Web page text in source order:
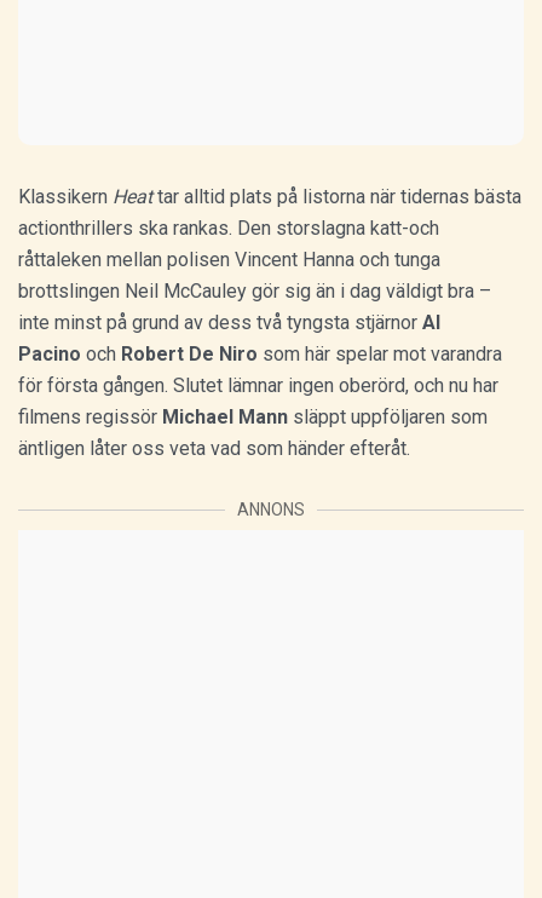
Klassikern Heattar alltid plats på listorna när tidernas bästa
actionthrillers ska rankas. Den storslagna katt-och
råttaleken mellan polisen Vincent Hanna och tunga
brottslingen Neil McCauley gör sig än i dag väldigt bra –
inte minst på grund av dess två tyngsta stjärnor Al
Pacino och Robert De Niro som här spelar mot varandra
för första gången. Slutet lämnar ingen oberörd, och nu har
filmens regissör Michael Mann släppt uppföljaren som
äntligen låter oss veta vad som händer efteråt.
ANNONS